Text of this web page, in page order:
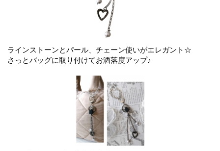
ラインストーンとパール、チェーン使いがエレガント☆
さっとバッグに取り付けてお洒落度アップ♪